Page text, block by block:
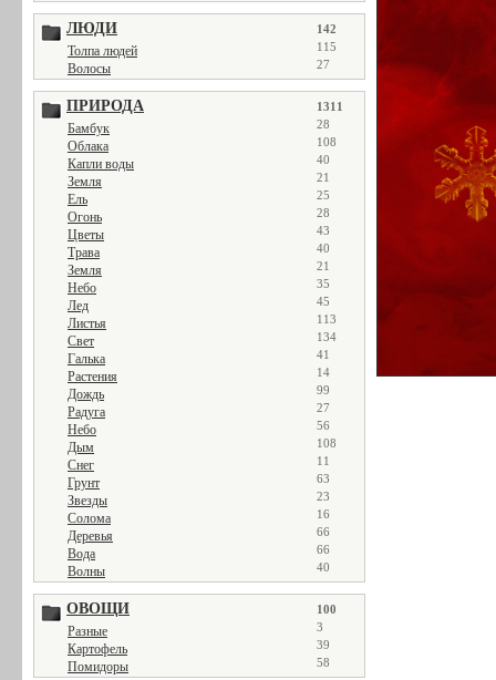
ЛЮДИ 142
Толпа людей 115
Волосы 27
ПРИРОДА 1311
Бамбук 28
Облака 108
Капли воды 40
Земля 21
Ель 25
Огонь 28
Цветы 43
Трава 40
Земля 21
Небо 35
Лед 45
Листья 113
Свет 134
Галька 41
Растения 14
Дождь 99
Радуга 27
Небо 56
Дым 108
Снег 11
Грунт 63
Звезды 23
Солома 16
Деревья 66
Вода 66
Волны 40
ОВОЩИ 100
Разные 3
Картофель 39
Помидоры 58